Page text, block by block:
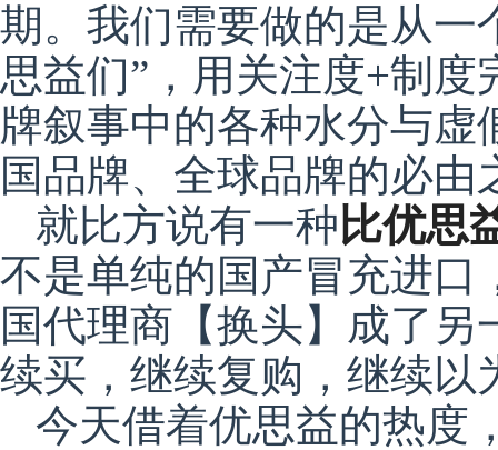
期。我们需要做的是从一
思益们”，用关注度+制
牌叙事中的各种水分与虚
国品牌、全球品牌的必由
就比方说有一种 比优思
不是单纯的国产冒充进口
国代理商【换头】成了
续买，继续复购，继续以
今天借着优思益的热度